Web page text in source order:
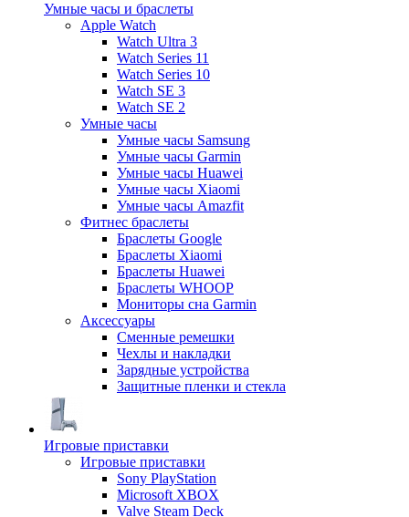
Умные часы и браслеты
Apple Watch
Watch Ultra 3
Watch Series 11
Watch Series 10
Watch SE 3
Watch SE 2
Умные часы
Умные часы Samsung
Умные часы Garmin
Умные часы Huawei
Умные часы Xiaomi
Умные часы Amazfit
Фитнес браслеты
Браслеты Google
Браслеты Xiaomi
Браслеты Huawei
Браслеты WHOOP
Мониторы сна Garmin
Аксессуары
Сменные ремешки
Чехлы и накладки
Зарядные устройства
Защитные пленки и стекла
Игровые приставки
Игровые приставки
Sony PlayStation
Microsoft XBOX
Valve Steam Deck